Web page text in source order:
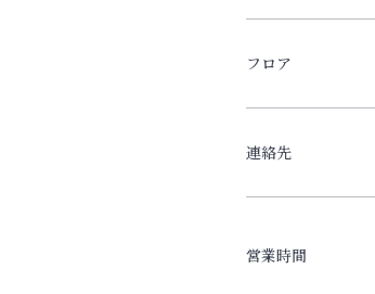
フロア
連絡先
営業時間